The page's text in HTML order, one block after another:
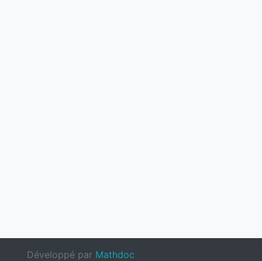
Développé par Mathdoc